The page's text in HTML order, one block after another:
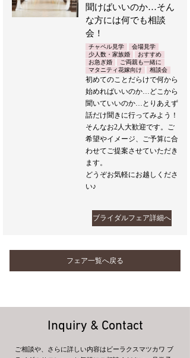
聞けばいいのか…そん
な方には何でも相談
会！
チャペル見学
会場見学
少人数・家族婚
おすすめ
お急ぎ婚
ご両親も一緒に
マタニティ花嫁向け
相談会
初めてのことだらけで何から
始めればいいのか…どこから
聞いていいのか…とりあえず
話だけ聞きに行ってみよう！
そんなお2人大歓迎です。ご
希望やイメージ、ご予算に合
わせてご提案させていただき
ます。
どうぞお気軽にお越しくださ
い♪
ブライダルフェア詳細へ
フェア一覧へ戻る
Inquiry & Contact
ご相談や、さらに詳しい内容はビーラクスマツカワ ブ